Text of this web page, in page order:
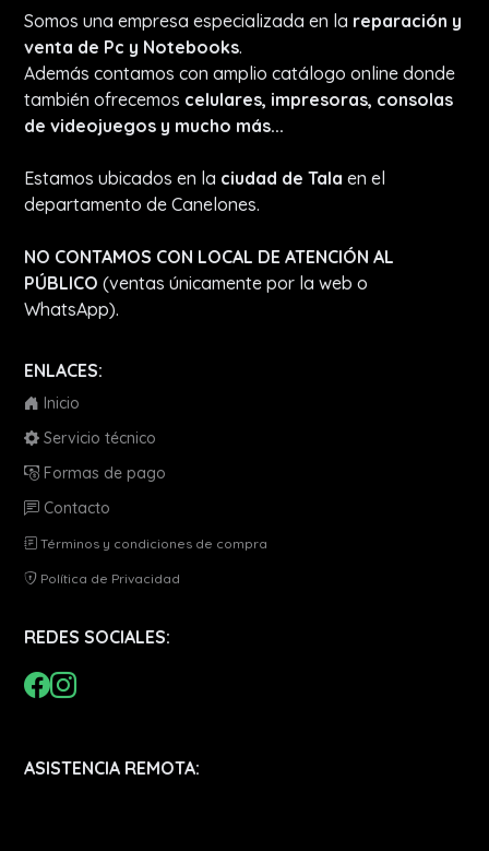
Somos una empresa especializada en la reparación y
venta de Pc y Notebooks.
Además contamos con amplio catálogo online donde
también ofrecemos celulares, impresoras, consolas
de videojuegos y mucho más...
Estamos ubicados en la ciudad de Tala en el
departamento de Canelones.
NO CONTAMOS CON LOCAL DE ATENCIÓN AL
PÚBLICO (ventas únicamente por la web o
WhatsApp).
ENLACES:
Inicio
Servicio técnico
Formas de pago
Contacto
Términos y condiciones de compra
Política de Privacidad
REDES SOCIALES:
ASISTENCIA REMOTA: